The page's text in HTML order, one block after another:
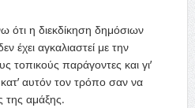
ότι η διεκδίκηση δημόσιων
έχει αγκαλιαστεί με την
τοπικούς παράγοντες και γι’
αυτόν τον τρόπο σαν να
της αμάξης.